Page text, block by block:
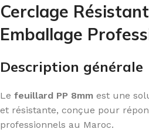
Cerclage
Emballage
Description générale
Le feuillard PP 8mm est une
et résistante, conçue pour
professionnels au Maroc.